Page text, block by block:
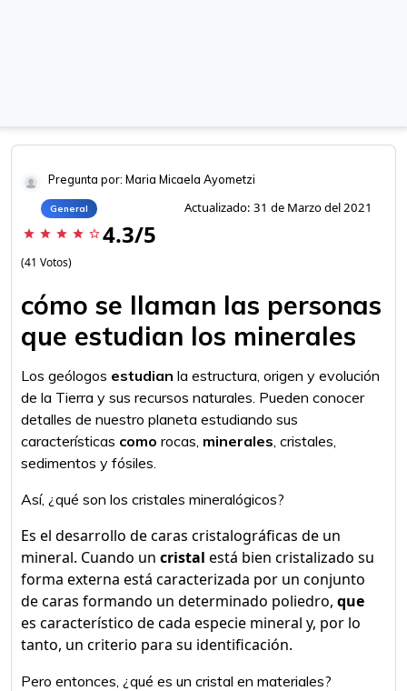
Pregunta por: Maria Micaela Ayometzi
General Actualizado: 31 de Marzo del 2021
star star star star star_border 4.3/5
(41 Votos)
cómo se llaman las personas
que estudian los minerales
Los geólogos estudian la estructura, origen y evolución
de la Tierra y sus recursos naturales. Pueden conocer
detalles de nuestro planeta estudiando sus
características como rocas, minerales, cristales,
sedimentos y fósiles.
Así, ¿qué son los cristales mineralógicos?
Es el desarrollo de caras cristalográficas de un
mineral. Cuando un cristal está bien cristalizado su
forma externa está caracterizada por un conjunto
de caras formando un determinado poliedro, que
es característico de cada especie mineral y, por lo
tanto, un criterio para su identificación.
Pero entonces, ¿qué es un cristal en materiales?